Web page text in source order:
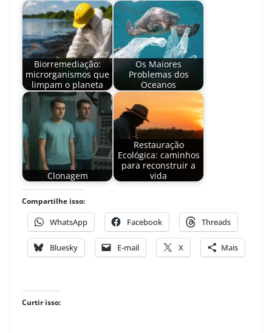
Biorremediação:
microrganismos que
limpam o planeta
Os Maiores
Problemas dos
Oceanos
Clonagem
Restauração
Ecológica: caminhos
para reconstruir a
vida
Compartilhe isso:
WhatsApp Facebook Threads
Bluesky E-mail X Mais
Curtir isso: